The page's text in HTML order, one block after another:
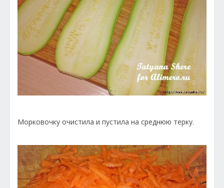
Морковочку очистила и пустила на среднюю терку.